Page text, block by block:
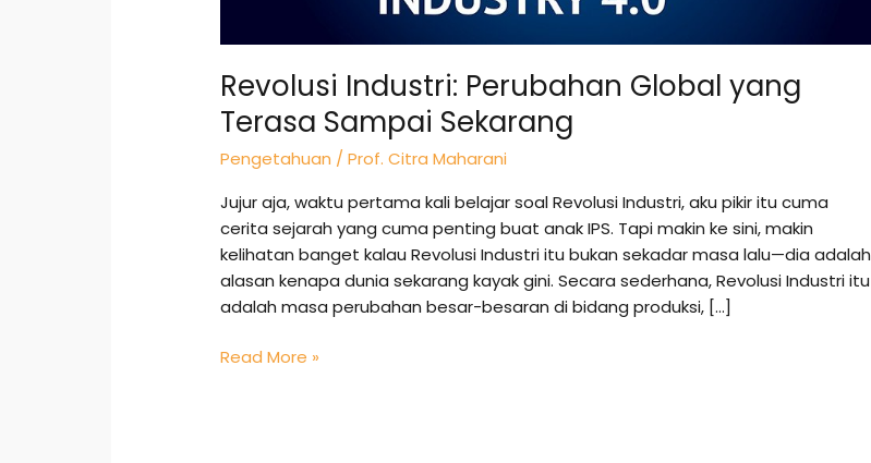
Revolusi Industri: Perubahan Global yang
Terasa Sampai Sekarang
Pengetahuan /Prof. Citra Maharani
Jujur aja, waktu pertama kali belajar soal Revolusi Industri, aku pikir itu cuma
cerita sejarah yang cuma penting buat anak IPS. Tapi makin ke sini, makin
kelihatan banget kalau Revolusi Industri itu bukan sekadar masa lalu—dia adalah
alasan kenapa dunia sekarang kayak gini. Secara sederhana, Revolusi Industri itu
adalah masa perubahan besar-besaran di bidang produksi, […]
Read More »